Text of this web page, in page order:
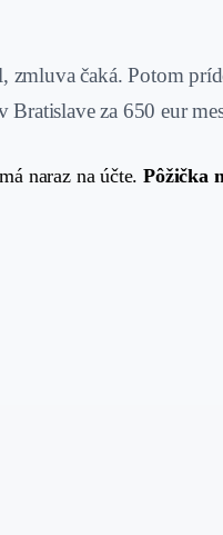
čaká. Potom
za 650 eur
naraz na účte.Pôžička